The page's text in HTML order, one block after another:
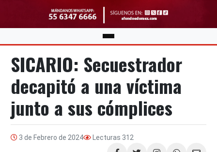
SICARIO: Secuestrador
decapitó a una víctima
junto a sus cómplices
3 de Febrero de 2024 Lecturas 312